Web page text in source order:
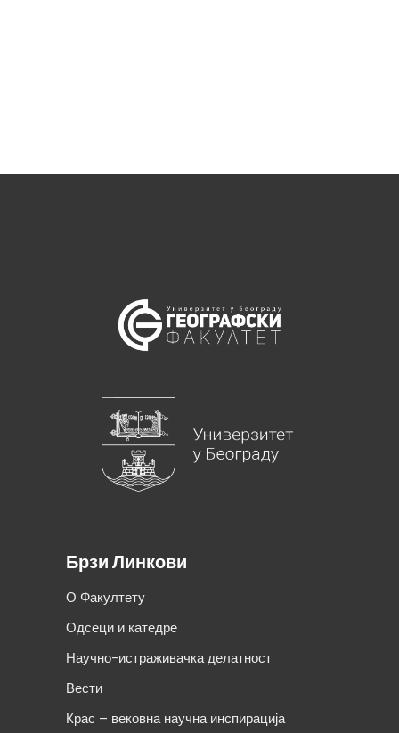
Брзи Линкови
О Факултету
Одсеци и катедре
Научно-истраживачка делатност
Вести
Крас – вековна научна инспирација